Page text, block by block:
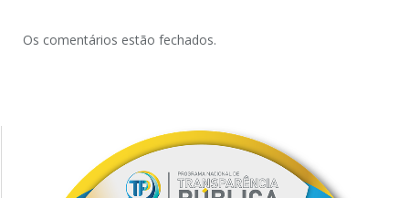
Os comentários estão fechados.